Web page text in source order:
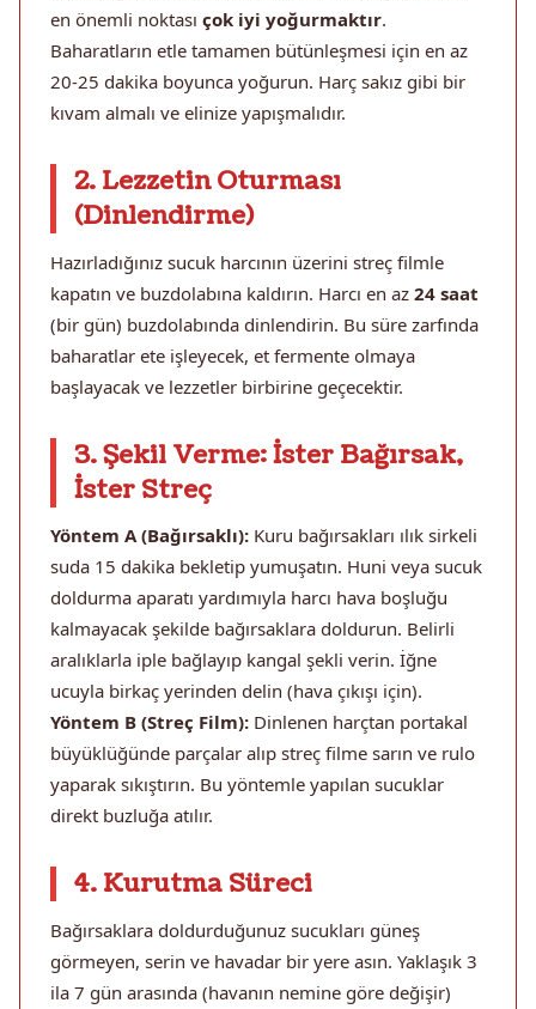
en önemli noktası çok iyi yoğurmaktır.
Baharatların etle tamamen bütünleşmesi için en az
20-25 dakika boyunca yoğurun. Harç sakız gibi bir
kıvam almalı ve elinize yapışmalıdır.
2. Lezzetin Oturması
(Dinlendirme)
Hazırladığınız sucuk harcının üzerini streç filmle
kapatın ve buzdolabına kaldırın. Harcı en az 24 saat
(bir gün) buzdolabında dinlendirin. Bu süre zarfında
baharatlar ete işleyecek, et fermente olmaya
başlayacak ve lezzetler birbirine geçecektir.
3. Şekil Verme: İster Bağırsak,
İster Streç
Yöntem A (Bağırsaklı): Kuru bağırsakları ılık sirkeli
suda 15 dakika bekletip yumuşatın. Huni veya sucuk
doldurma aparatı yardımıyla harcı hava boşluğu
kalmayacak şekilde bağırsaklara doldurun. Belirli
aralıklarla iple bağlayıp kangal şekli verin. İğne
ucuyla birkaç yerinden delin (hava çıkışı için).
Yöntem B (Streç Film): Dinlenen harçtan portakal
büyüklüğünde parçalar alıp streç filme sarın ve rulo
yaparak sıkıştırın. Bu yöntemle yapılan sucuklar
direkt buzluğa atılır.
4. Kurutma Süreci
Bağırsaklara doldurduğunuz sucukları güneş
görmeyen, serin ve havadar bir yere asın. Yaklaşık 3
ila 7 gün arasında (havanın nemine göre değişir)